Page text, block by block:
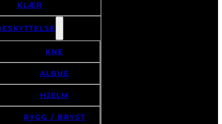
KLÆR
KNE
ALBUE
HJELM
RYGG / BRYST